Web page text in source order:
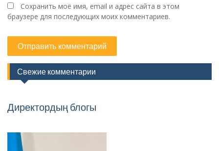
Сохранить моё имя, email и адрес сайта в этом
браузере для последующих моих комментариев.
Свежие комментарии
Директордың блогы